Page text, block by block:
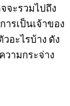
จะรวมไปถึง
รเป็นเจ้าของ
อะไรบ้าง ดัง
วามกระจ่าง